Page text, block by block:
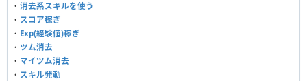
・ 消去系スキルを使う
・ スコア稼ぎ
・ Exp(経験値)稼ぎ
・ ツム消去
・ マイツム消去
・ スキル発動